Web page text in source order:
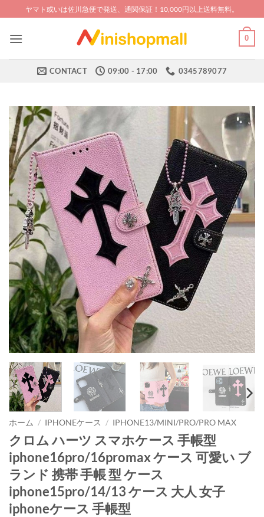
to
content
ヤマト或いは佐川急便で発送、通関保証！10,000円以上送料無料。
0
CONTACT 09:00 - 17:00 0345789077
ホーム / IPHONEケース / IPHONE13/MINI/PRO/PRO MAX
クロム ハーツ スマホケース 手帳型
iphone16pro/16promax ケース 可愛い ブ
ランド 携帯 手帳 型 ケース
iphone15pro/14/13 ケース 大人 女子
iphoneケース 手帳型